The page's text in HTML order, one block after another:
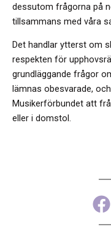
dessutom frågorna på
tillsammans med våra
Det handlar ytterst om
respekten för
grundläggande frågor
lämnas obesvarade,
Musikerförbundet att
eller i domstol.